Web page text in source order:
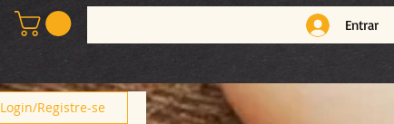
Entrar
Login/Registre-se